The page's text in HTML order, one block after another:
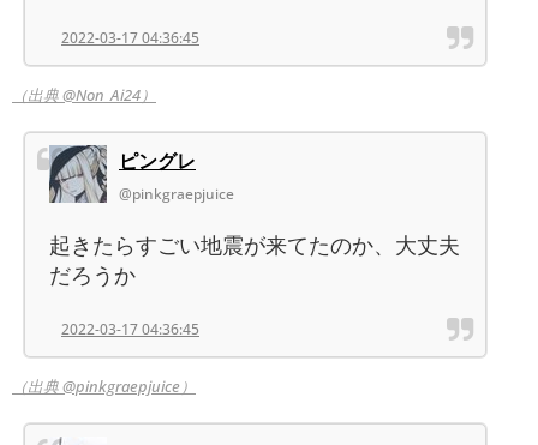
2022-03-17 04:36:45
（出典 @Non_Ai24）
ピングレ
@pinkgraepjuice
起きたらすごい地震が来てたのか、大丈夫
だろうか
2022-03-17 04:36:45
（出典 @pinkgraepjuice）